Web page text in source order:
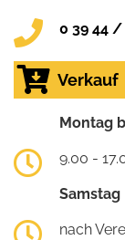
0 39 44 /
Verkauf
Montag
9.00 -
Samstag
nach